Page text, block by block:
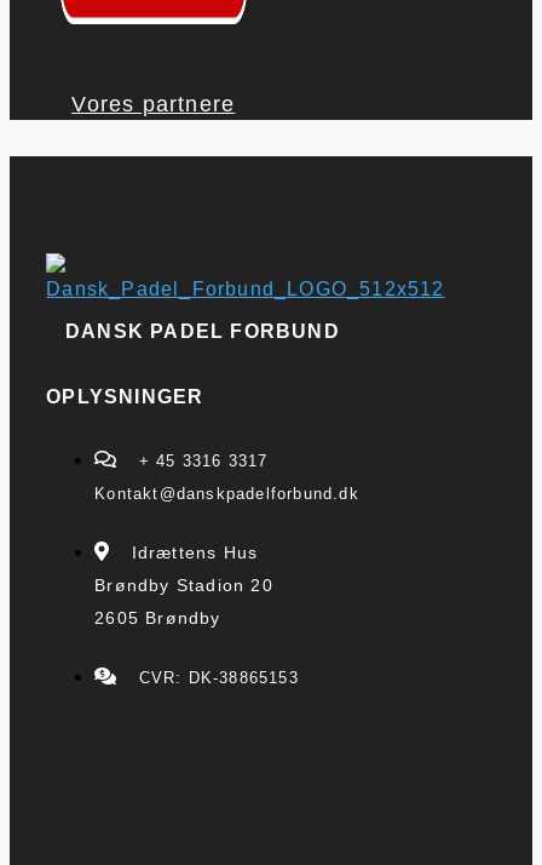
Vores partnere
DANSK PADEL FORBUND
OPLYSNINGER
+ 45 3316 3317
Kontakt@danskpadelforbund.dk
Idrættens Hus
Brøndby Stadion 20
2605 Brøndby
CVR: DK-38865153